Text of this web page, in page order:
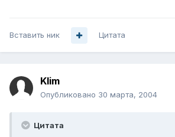
Вставить ник Цитата
Klim
Опубликовано 30 марта, 2004
Цитата